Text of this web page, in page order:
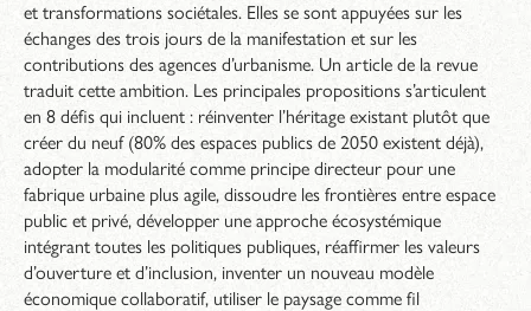
et transformations sociétales. Elles se sont appuyées sur les
échanges des trois jours de la manifestation et sur les
contributions des agences d’urbanisme. Un article de la revue
traduit cette ambition. Les principales propositions s’articulent
en 8 défis qui incluent : réinventer l’héritage existant plutôt que
créer du neuf (80% des espaces publics de 2050 existent déjà),
adopter la modularité comme principe directeur pour une
fabrique urbaine plus agile, dissoudre les frontières entre espace
public et privé, développer une approche écosystémique
intégrant toutes les politiques publiques, réaffirmer les valeurs
d’ouverture et d’inclusion, inventer un nouveau modèle
économique collaboratif, utiliser le paysage comme fil